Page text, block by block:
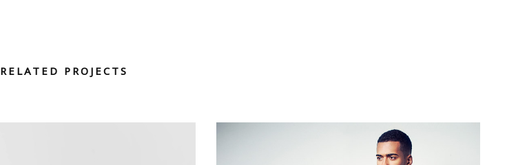
RELATED PROJECTS